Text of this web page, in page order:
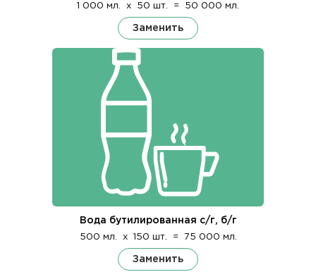
1 000 мл. x 50 шт. = 50 000 мл.
Заменить
Вода бутилированная с/г, б/г
500 мл. x 150 шт. = 75 000 мл.
Заменить